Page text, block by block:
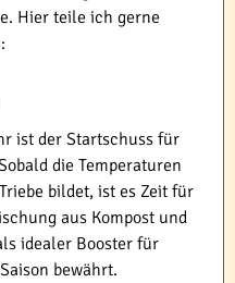
Hier teile ich gerne
ist der Startschuss für
die Temperaturen
bildet, ist es Zeit für
aus Kompost und
idealer Booster für
bewährt.